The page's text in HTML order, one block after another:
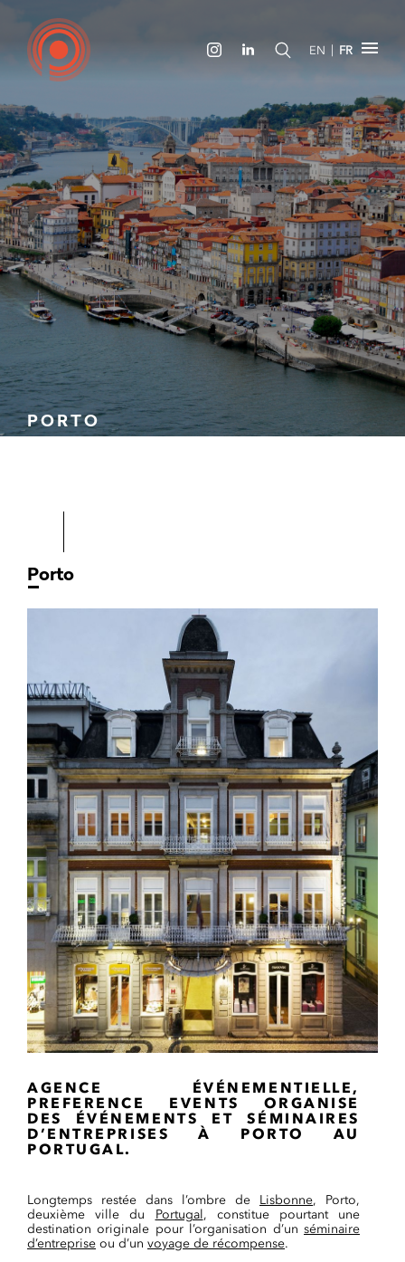
EN | FR
PORTO
Porto
AGENCE ÉVÉNEMENTIELLE,
PREFERENCE EVENTS ORGANISE
DES ÉVÉNEMENTS ET SÉMINAIRES
D’ENTREPRISES À PORTO AU
PORTUGAL.
Longtemps restée dans l’ombre de Lisbonne, Porto,
deuxième ville du Portugal, constitue pourtant une
destination originale pour l’organisation d’un séminaire
d’entreprise ou d’un voyage de récompense.